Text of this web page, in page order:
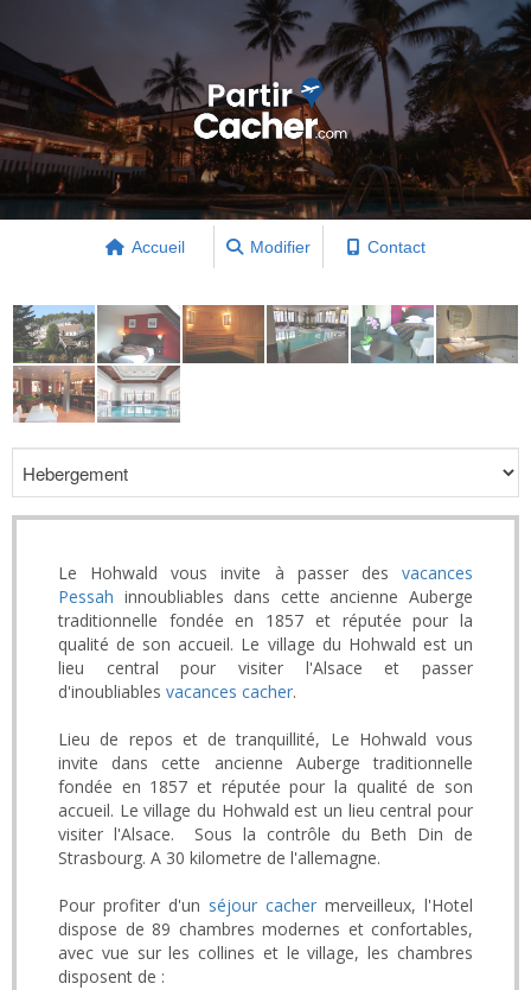
Accueil Modifier Contact
Le Hohwald vous invite à passer des vacances
Pessah innoubliables dans cette ancienne Auberge
traditionnelle fondée en 1857 et réputée pour la
qualité de son accueil. Le village du Hohwald est un
lieu central pour visiter l'Alsace et passer
d'inoubliables vacances cacher.
Lieu de repos et de tranquillité, Le Hohwald vous
invite dans cette ancienne Auberge traditionnelle
fondée en 1857 et réputée pour la qualité de son
accueil. Le village du Hohwald est un lieu central pour
visiter l'Alsace. Sous la contrôle du Beth Din de
Strasbourg. A 30 kilometre de l'allemagne.
Pour profiter d'un séjour cacher merveilleux, l'Hotel
dispose d​e 89 chambres modernes et confortables,
avec vue sur les collines et le village, les chambres
disposent de :